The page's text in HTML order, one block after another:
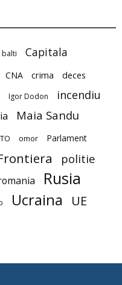
balti Capitala
CNA crima deces
Igor Dodon incendiu
Maia Sandu
omor Parlament
politie
Rusia
Ucraina UE